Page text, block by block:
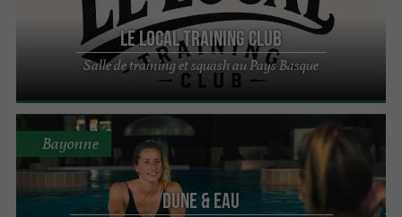
Le Local Training Club
Salle de training et squash au Pays Basque
Dune & Eau
Bayonne